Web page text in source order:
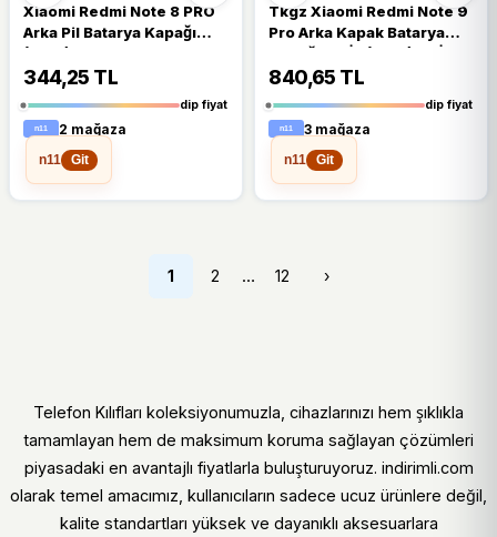
Xiaomi Redmi Note 8 PRO
Arka Pil Batarya Kapağı
(CAM) Yeşil
344,25 TL
dip fiyat
2 mağaza
n11
Git
Tkgz Xiaomi Redmi Note 9
Pro Arka Kapak Batarya
Kapağı + PİL (CAM) GRİ
840,65 TL
dip fiyat
3 mağaza
n11
Git
1 2 … 12 ›
Telefon Kılıfları koleksiyonumuzla, cihazlarınızı hem şıklıkla
tamamlayan hem de maksimum koruma sağlayan çözümleri
piyasadaki en avantajlı fiyatlarla buluşturuyoruz. indirimli.com
olarak temel amacımız, kullanıcıların sadece ucuz ürünlere değil,
kalite standartları yüksek ve dayanıklı aksesuarlara